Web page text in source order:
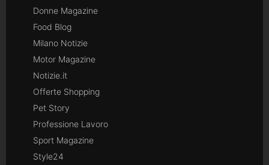
Donne Magazine
Food Blog
Milano Notizie
Motor Magazine
Notizie.it
Offerte Shopping
Pet Story
Professione Lavoro
Sport Magazine
Style24